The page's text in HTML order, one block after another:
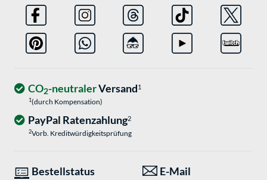
CO2-neutralerVersand1
1(durch Kompensation)
PayPal Ratenzahlung2
2Vorb. Kreditwürdigkeitsprüfung
Bestellstatus
E-Mail